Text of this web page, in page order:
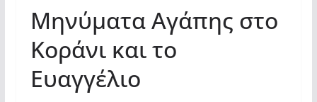
Μηνύματα Αγάπης στο
Κοράνι και το
Ευαγγέλιο